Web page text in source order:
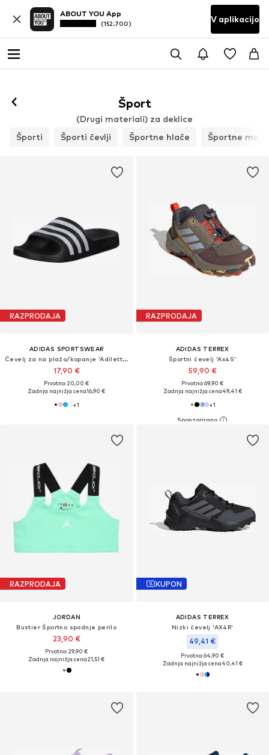
ABOUT YOU App
(152.700) V aplikacijo
Šport
(Drugi materiali) za deklice
Športi
Športi čevlji Športne hlače Športne
RAZPRODAJA
ADIDAS SPORTSWEAR
Čevelj za na plažo/kopanje 'Adilette Aqua'
17,90 €
Prvotno: 20,00 €
Zadnja najnižja cena16,90 €
+1
RAZPRODAJA
ADIDAS TERREX
Športni čevelj 'Ax4S'
59,90 €
Prvotno: 69,90 €
Zadnja najnižja cena49,41 €
+1
RAZPRODAJA
JORDAN
Bustier Športno spodnje perilo
23,90 €
Prvotno: 29,90 €
Zadnja najnižja cena21,51 €
KUPON
ADIDAS TERREX
Nizki čevelj 'AX4R'
49,41 €
Prvotno: 64,90 €
Zadnja najnižja cena40,41 €